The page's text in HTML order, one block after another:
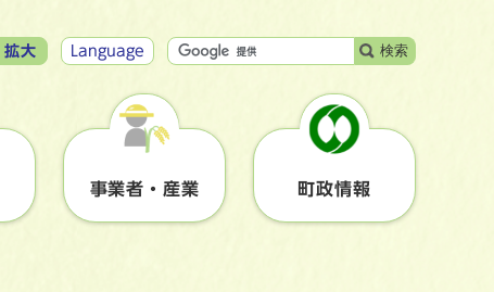
拡大 Language 検索
事業者・産業 町政情報